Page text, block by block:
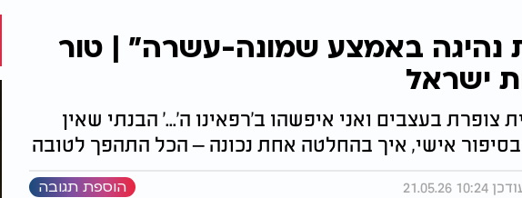
נהיגה באמצע שמונה-עשרה" | טור
ישראל
200, המשאית צופרת בעצבים ואני איפשהו ב'רפאינו ה'...' הבנתי שאין
אישי, איך בהחלטה אחת נכונה – הכל התהפך לטובה
הוספת תגובה